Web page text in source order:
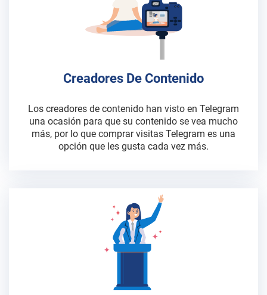
Creadores De Contenido
Los creadores de contenido han visto en Telegram
una ocasión para que su contenido se vea mucho
más, por lo que comprar visitas Telegram es una
opción que les gusta cada vez más.